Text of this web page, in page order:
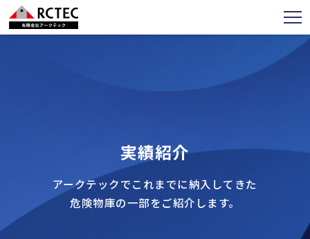
実績紹介
アークテックでこれまでに納入してきた
危険物庫の一部をご紹介します。